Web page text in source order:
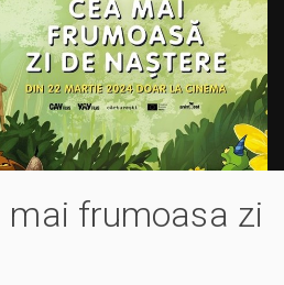
mai frumoasa zi